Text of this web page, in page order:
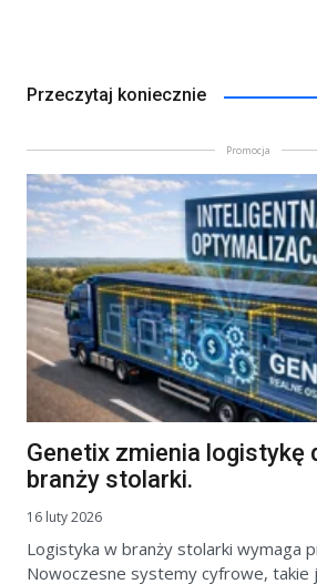
Przeczytaj koniecznie
Promocja
Genetix zmienia logistykę
branży stolarki.
16 luty 2026
Logistyka w branży stolarki wymaga
Nowoczesne systemy cyfrowe, takie